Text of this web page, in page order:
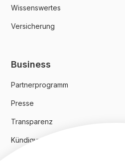
Wissenswertes
Versicherung
Business
Partnerprogramm
Presse
Transparenz
Kündigungsindex 2024